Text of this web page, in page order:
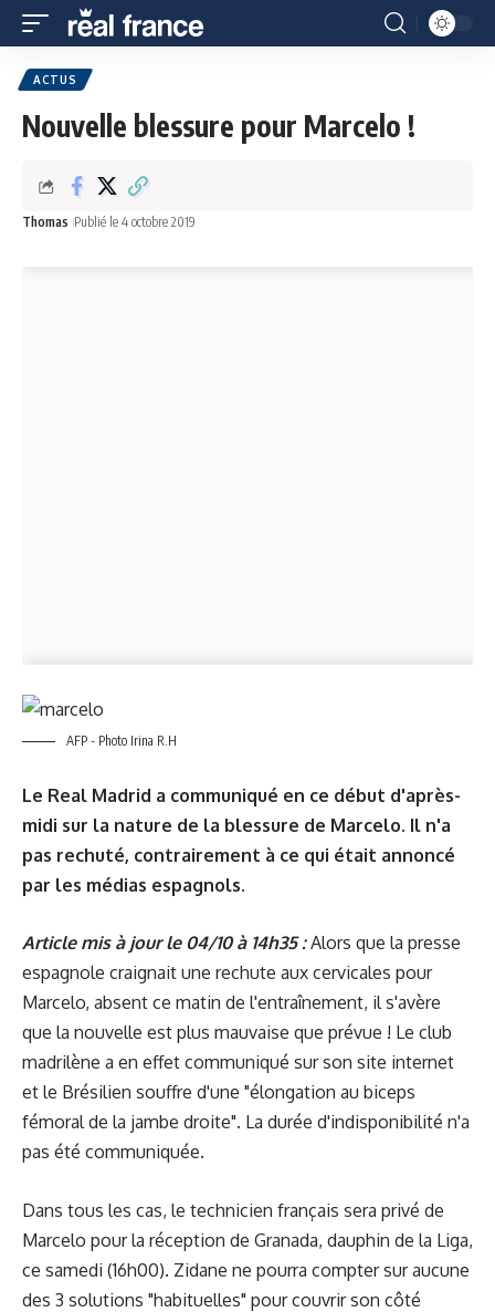
ACTUS
Nouvelle blessure pour Marcelo !
Thomas Publié le 4 octobre 2019
AFP - Photo Irina R.H
Le Real Madrid a communiqué en ce début d'après-
midi sur la nature de la blessure de Marcelo. Il n'a
pas rechuté, contrairement à ce qui était annoncé
par les médias espagnols.
Article mis à jour le 04/10 à 14h35 :Alors que la presse
espagnole craignait une rechute aux cervicales pour
Marcelo, absent ce matin de l'entraînement, il s'avère
que la nouvelle est plus mauvaise que prévue ! Le club
madrilène a en effet communiqué sur son site internet
et le Brésilien souffre d'une "élongation au biceps
fémoral de la jambe droite". La durée d'indisponibilité n'a
pas été communiquée.
Dans tous les cas, le technicien français sera privé de
Marcelo pour la réception de Granada, dauphin de la Liga,
ce samedi (16h00). Zidane ne pourra compter sur aucune
des 3 solutions "habituelles" pour couvrir son côté